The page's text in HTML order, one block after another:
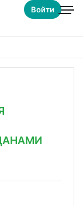
Войти